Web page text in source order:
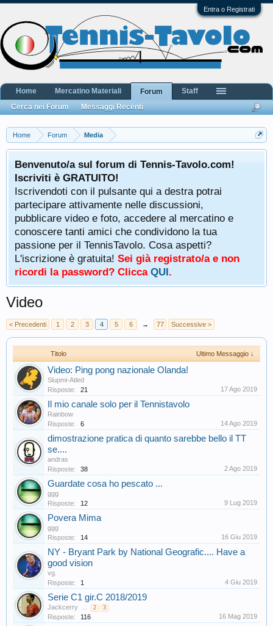
Entra o Registrati
Home Forum Media
Benvenuto/a sul forum di Tennis-Tavolo.com!
Iscriviti è GRATUITO!
Iscrivendoti con il pulsante qui a destra potrai
partecipare attivamente nelle discussioni,
pubblicare video e foto, accedere al mercatino e
conoscere tanti amici che condividono la tua
passione per il TennisTavolo. Cosa aspetti?
L'iscrizione è gratuita! Sei già registrato/a e non
ricordi la password? Clicca QUI.
Video
< Precedenti 1 2 3 4 5 6 → 77 Successive >
Titolo Ultimo Messaggio ↓
Video: Ping pong nazionale Olanda!
Slupmi-Atled
Risposte:
21 17 Ago 2019
Il mio canale solo per il Tennistavolo
Rainbow
Risposte:
6 14 Ago 2019
dimostrazione pratica di quanto sarebbe bello il TT
se....
andras
Risposte:
38 2 Ago 2019
Guardate cosa ho pescato ...
ggg
Risposte:
12 9 Lug 2019
Povera Mima
ggg
Risposte:
14 16 Giu 2019
NY - Bryant Park by National Geografic.... Have a
good vision
vg.
Risposte:
1 4 Giu 2019
Serie C1 gir.C 2018/2019
Jackcerry ... 2 3
Risposte: 116 16 Mag 2019
Home Mercatino Materiali
Forum
Cerca nei Forum
Messaggi Recenti
Staff